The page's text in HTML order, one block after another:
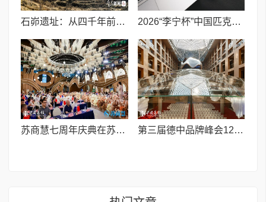
石峁遗址：从四千年前中国北方区域政体中心看“何以中国” 2026“李宁杯”中国匹克球巡回赛青少年赛-河南鹤壁站圆满落幕
苏商慧七周年庆典在苏州隆重举行 七大联创共启发展新篇章 第三届德中品牌峰会12月将在柏林举办，聚焦人工智能时代品牌全球化发展